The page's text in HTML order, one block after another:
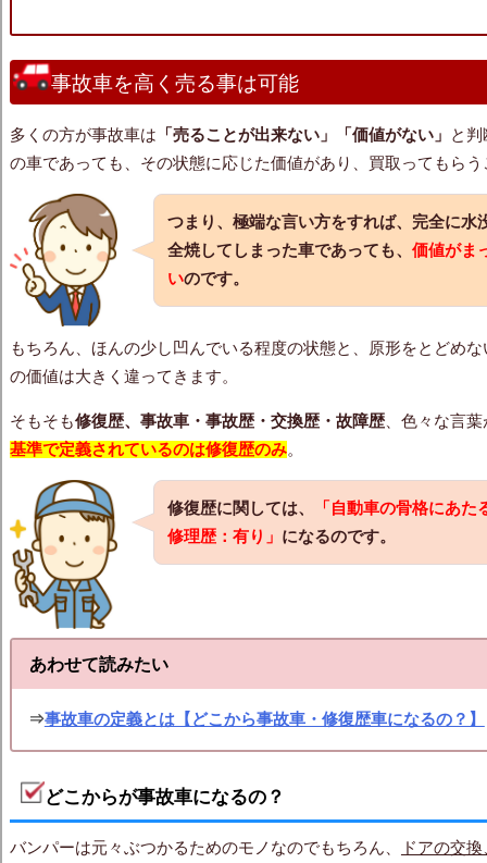
事故車を高く売る事は可能
多くの方が事故車は 「売ることが出来ない」「価値がない」
と
の車であっても、その状態に応じた価値があり、買取ってもら
つまり、極端な言い方をすれば、完全に水
全焼してしまった車であっても、価値がま
いのです。
もちろん、ほんの少し凹んでいる程度の状態と、原形をとどめ
の価値は大きく違ってきます。
そもそも修復歴、事故車・事故歴・交換歴・故障歴、色々な言
基準で定義されているのは修復歴のみ。
修復歴に関しては、
「自動車の骨格にあ
修理歴：有り」 になるのです。
あわせて読みたい
⇒事故車の定義とは【どこから事故車・修復歴車になるの？】
どこからが事故車になるの？
バンパーは元々ぶつかるためのモノなのでもちろん、
ドアの交